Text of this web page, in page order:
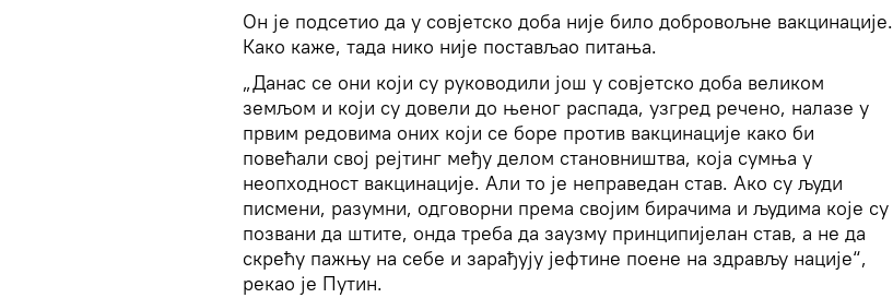
Он је подсетио да у совјетско доба није било добровољне вакцинације.
Како каже, тада нико није постављао питања.
„Данас се они који су руководили још у совјетско доба великом
земљом и који су довели до њеног распада, узгред речено, налазе у
првим редовима оних који се боре против вакцинације како би
повећали свој рејтинг међу делом становништва, која сумња у
неопходност вакцинације. Али то је неправедан став. Ако су људи
писмени, разумни, одговорни према својим бирачима и људима које су
позвани да штите, онда треба да заузму принципијелан став, а не да
скрећу пажњу на себе и зарађују јефтине поене на здрављу нације“,
рекао је Путин.